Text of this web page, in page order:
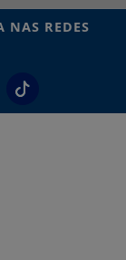
NAS REDES